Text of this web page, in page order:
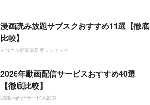
漫画読み放題サブスクおすすめ11選【徹底
比較】
オリコン顧客満足度ランキング
2026年動画配信サービスおすすめ40選
【徹底比較】
CS動画配信サービス20選